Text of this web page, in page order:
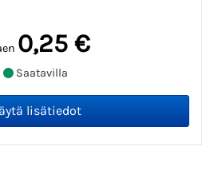
0,25 €
Saatavilla